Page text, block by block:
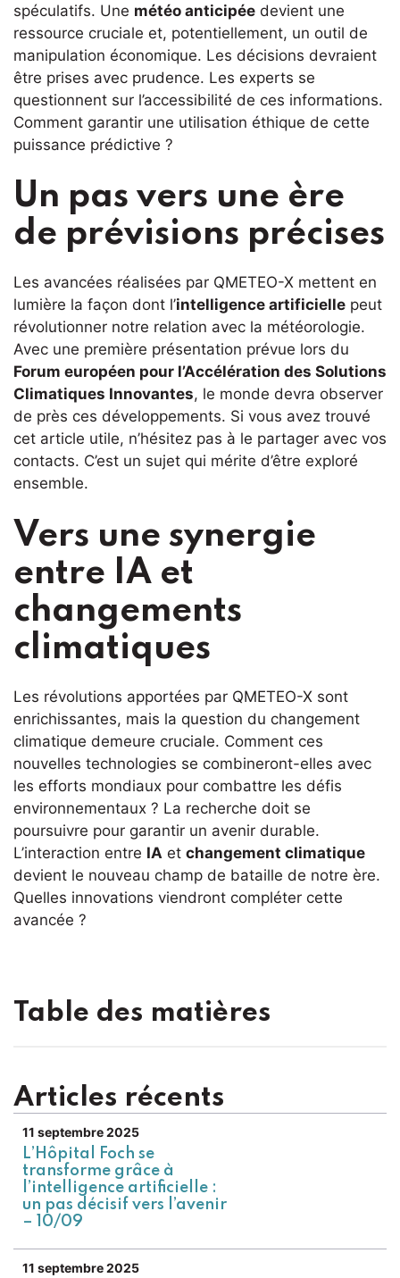
spéculatifs. Une météo anticipée devient une
ressource cruciale et, potentiellement, un outil de
manipulation économique. Les décisions devraient
être prises avec prudence. Les experts se
questionnent sur l’accessibilité de ces informations.
Comment garantir une utilisation éthique de cette
puissance prédictive ?
Un pas vers une ère
de prévisions précises
Les avancées réalisées par QMETEO-X mettent en
lumière la façon dont l’intelligence artificielle peut
révolutionner notre relation avec la météorologie.
Avec une première présentation prévue lors du
Forum européen pour l’Accélération des Solutions
Climatiques Innovantes, le monde devra observer
de près ces développements. Si vous avez trouvé
cet article utile, n’hésitez pas à le partager avec vos
contacts. C’est un sujet qui mérite d’être exploré
ensemble.
Vers une synergie
entre IA et
changements
climatiques
Les révolutions apportées par QMETEO-X sont
enrichissantes, mais la question du changement
climatique demeure cruciale. Comment ces
nouvelles technologies se combineront-elles avec
les efforts mondiaux pour combattre les défis
environnementaux ? La recherche doit se
poursuivre pour garantir un avenir durable.
L’interaction entre IA et changement climatique
devient le nouveau champ de bataille de notre ère.
Quelles innovations viendront compléter cette
avancée ?
Table des matières
Articles récents
11 septembre 2025
L’Hôpital Foch se
transforme grâce à
l’intelligence artificielle :
un pas décisif vers l’avenir
– 10/09
11 septembre 2025